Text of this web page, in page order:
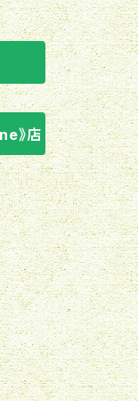
》店